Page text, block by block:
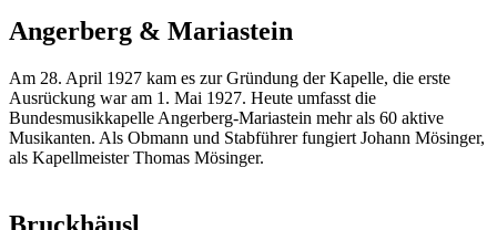
Angerberg & Mariastein
Am 28. April 1927 kam es zur Gründung der Kapelle, die erste
Ausrückung war am 1. Mai 1927. Heute umfasst die
Bundesmusikkapelle Angerberg-Mariastein mehr als 60 aktive
Musikanten. Als Obmann und Stabführer fungiert Johann Mösinger,
als Kapellmeister Thomas Mösinger.